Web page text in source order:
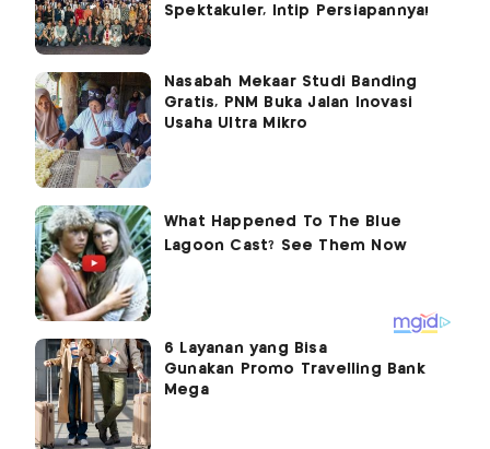
Spektakuler, Intip Persiapannya!
Nasabah Mekaar Studi Banding
Gratis, PNM Buka Jalan Inovasi
Usaha Ultra Mikro
6 Layanan yang Bisa
Gunakan Promo Travelling Bank
Mega